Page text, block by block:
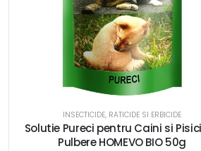
INSECTICIDE, RATICIDE SI ERBICIDE
Solutie Pureci pentru Caini si
Pulbere HOMEVO BIO 50g